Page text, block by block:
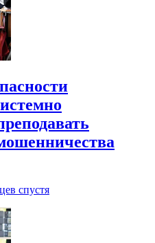
спустя